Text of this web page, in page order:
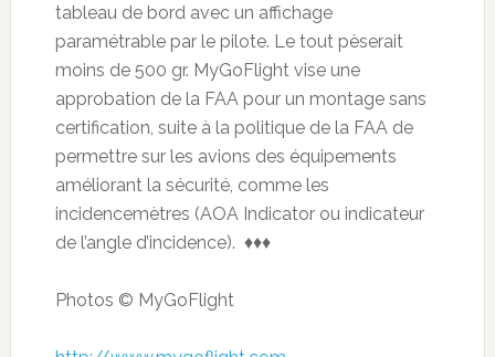
tableau de bord avec un affichage
paramétrable par le pilote. Le tout pèserait
moins de 500 gr. MyGoFlight vise une
approbation de la FAA pour un montage sans
certification, suite à la politique de la FAA de
permettre sur les avions des équipements
améliorant la sécurité, comme les
incidencemètres (AOA Indicator ou indicateur
de l’angle d’incidence). ♦♦♦
Photos © MyGoFlight